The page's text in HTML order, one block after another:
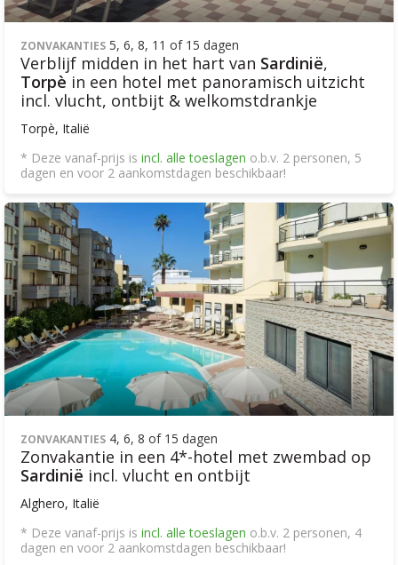
ZONVAKANTIES 5, 6, 8, 11 of 15 dagen
Verblijf midden in het hart van Sardinië,
Torpè in een hotel met panoramisch uitzicht
incl. vlucht, ontbijt & welkomstdrankje
Torpè, Italië
* Deze vanaf-prijs is incl. alle toeslagen o.b.v. 2 personen, 5
dagen en voor 2 aankomstdagen beschikbaar!
ZONVAKANTIES 4, 6, 8 of 15 dagen
Zonvakantie in een 4*-hotel met zwembad op
Sardinië incl. vlucht en ontbijt
Alghero, Italië
* Deze vanaf-prijs is incl. alle toeslagen o.b.v. 2 personen, 4
dagen en voor 2 aankomstdagen beschikbaar!